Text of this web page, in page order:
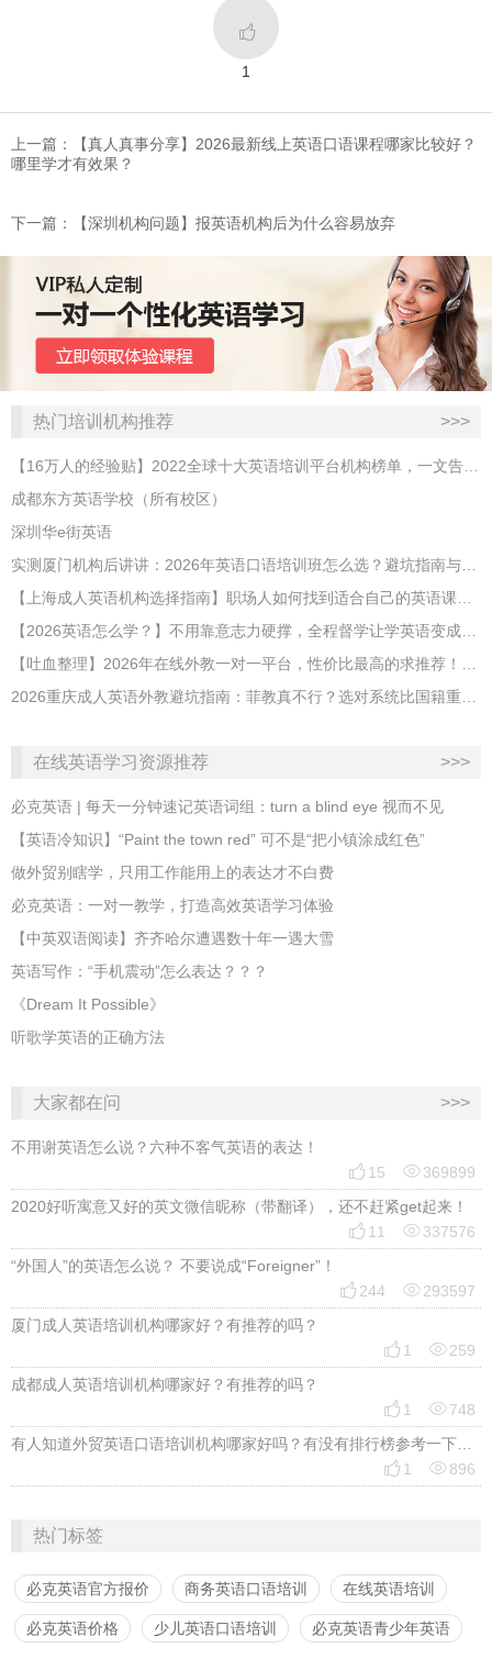

1
上一篇：【真人真事分享】2026最新线上英语口语课程哪家比较好？
哪里学才有效果？
下一篇：​【深圳机构问题】报英语机构后为什么容易放弃
热门培训机构推荐 >>>
【16万人的经验贴】2022全球十大英语培训平台机构榜单，一文告诉你
成都东方英语学校（所有校区）
深圳华e街英语
实测厦门机构后讲讲：2026年英语口语培训班怎么选？避坑指南与高效学习新范式
【上海成人英语机构选择指南】职场人如何找到适合自己的英语课程？
【2026英语怎么学？】不用靠意志力硬撑，全程督学让学英语变成日常习惯
【吐血整理】2026年在线外教一对一平台，性价比最高的求推荐！哪家效果好？
2026重庆成人英语外教避坑指南：菲教真不行？选对系统比国籍重要100倍！
在线英语学习资源推荐 >>>
必克英语 | 每天一分钟速记英语词组：turn a blind eye 视而不见
​【英语冷知识】“Paint the town red” 可不是“把小镇涂成红色”
做外贸别瞎学，只用工作能用上的表达才不白费
必克英语：一对一教学，打造高效英语学习体验
【中英双语阅读】齐齐哈尔遭遇数十年一遇大雪
英语写作：“手机震动”怎么表达？？？
《Dream It Possible》
听歌学英语的正确方法
大家都在问 >>>
不用谢英语怎么说？六种不客气英语的表达！
 15 369899
2020好听寓意又好的英文微信昵称（带翻译），还不赶紧get起来！
 11 337576
“外国人”的英语怎么说？ 不要说成“Foreigner”！
 244 293597
厦门成人英语培训机构哪家好？有推荐的吗？
 1 259
成都成人英语培训机构哪家好？有推荐的吗？
 1 748
有人知道外贸英语口语培训机构哪家好吗？有没有排行榜参考一下？最好说下费用
 1 896
热门标签
必克英语官方报价 商务英语口语培训 在线英语培训
必克英语价格 少儿英语口语培训 必克英语青少年英语